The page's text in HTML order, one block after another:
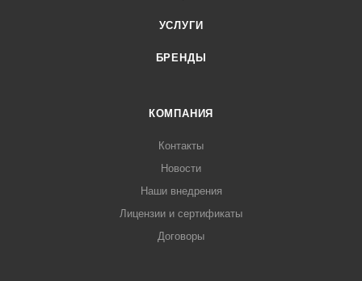
УСЛУГИ
БРЕНДЫ
КОМПАНИЯ
Контакты
Новости
Наши внедрения
Лицензии и сертификаты
Договоры